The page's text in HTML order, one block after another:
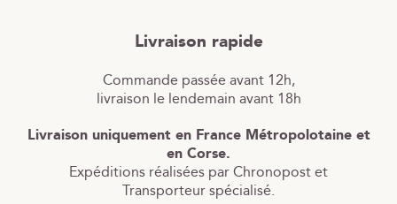
Livraison rapide
Commande passée avant 12h,
livraison le lendemain avant 18h
Livraison uniquement en France Métropolotaine et
en Corse.
Expéditions réalisées par Chronopost et
Transporteur spécialisé.